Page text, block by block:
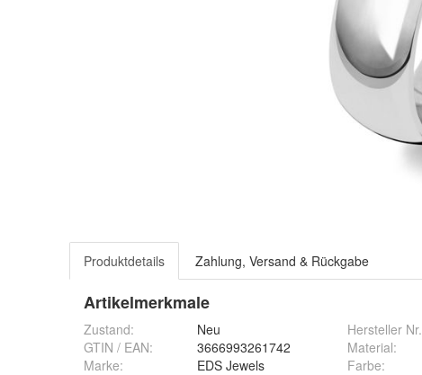
Produktdetails Zahlung, Versand & Rückgabe
Artikelmerkmale
Zustand:
Neu
GTIN / EAN:
3666993261742
Marke:
EDS Jewels
Hersteller
Material:
Farbe: